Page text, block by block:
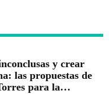
y crear
las propuestas de
para la